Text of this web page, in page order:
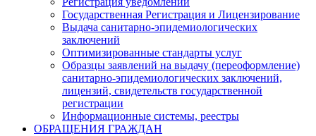
Государственная Регистрация и Лицензирование
Выдача санитарно-эпидемиологических
заключений
Оптимизированные стандарты услуг
Образцы заявлений на выдачу (переоформление)
санитарно-эпидемиологических заключений,
лицензий, свидетельств государственной
регистрации
Информационные системы, реестры
ОБРАЩЕНИЯ ГРАЖДАН